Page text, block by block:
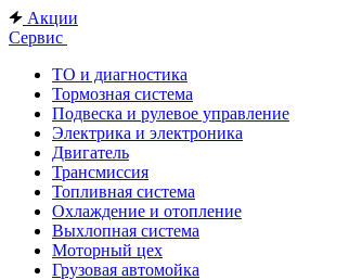
Акции
Сервис
ТО и диагностика
Тормозная система
Подвеска и рулевое управление
Электрика и электроника
Двигатель
Трансмиссия
Топливная система
Охлаждение и отопление
Выхлопная система
Моторный цех
Грузовая автомойка